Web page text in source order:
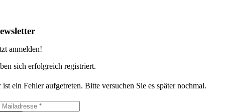
anmelden!
sich erfolgreich registriert.
ist ein Fehler aufgetreten. Bitte versuchen Sie es später nochmal.